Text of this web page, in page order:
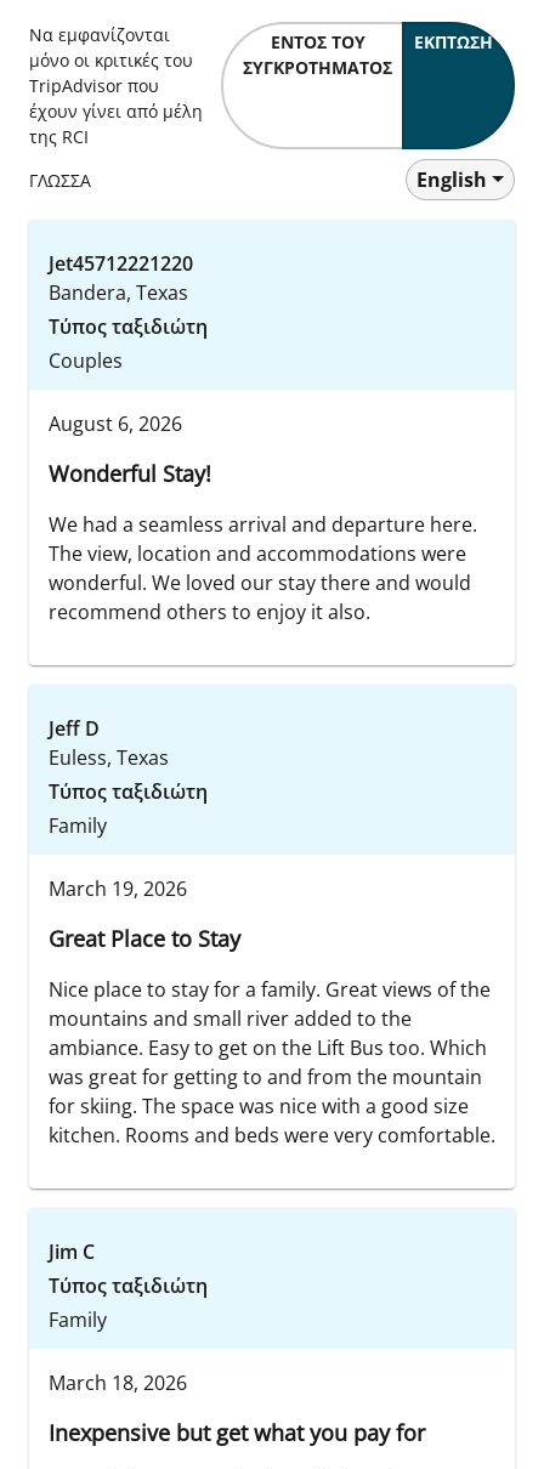
Να εμφανίζονται
μόνο οι κριτικές του
TripAdvisor που
έχουν γίνει από μέλη
της RCI
ΕΝΤΌΣ ΤΟΥ
ΣΥΓΚΡΟΤΉΜΑΤΟΣ
ΈΚΠΤΩΣΗ
ΓΛΩΣΣΑ English
Jet45712221220
Bandera, Texas
Τύπος ταξιδιώτη
Couples
August 6, 2026
Wonderful Stay!
We had a seamless arrival and departure here.
The view, location and accommodations were
wonderful. We loved our stay there and would
recommend others to enjoy it also.
Jeff D
Euless, Texas
Τύπος ταξιδιώτη
Family
March 19, 2026
Great Place to Stay
Nice place to stay for a family. Great views of the
mountains and small river added to the
ambiance. Easy to get on the Lift Bus too. Which
was great for getting to and from the mountain
for skiing. The space was nice with a good size
kitchen. Rooms and beds were very comfortable.
Jim C
Τύπος ταξιδιώτη
Family
March 18, 2026
Inexpensive but get what you pay for